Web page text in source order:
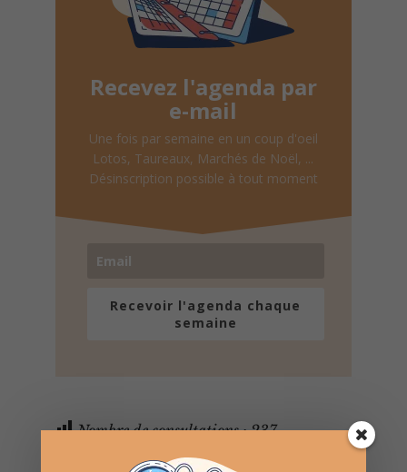
Recevez l'agenda par
e-mail
Une fois par semaine en un coup d'oeil
Lotos, Taureaux, Marchés de Noël, ...
Désinscription possible à tout moment
Recevoir l'agenda chaque
semaine
Nombre de consultations : 237